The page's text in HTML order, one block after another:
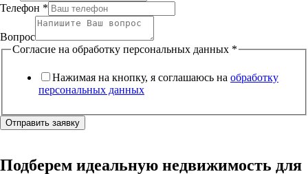
Телефон *
Вопрос
Согласие на обработку персональных данных *
Нажимая на кнопку, я соглашаюсь на обработку
персональных данных
Отправить заявку
Подберем идеальную недвижимость для